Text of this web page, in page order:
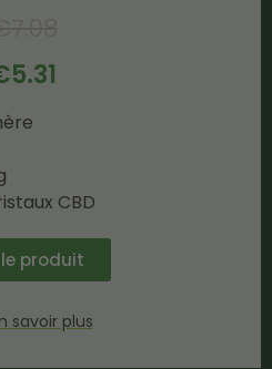
5.31
CBD
produit
savoir plus